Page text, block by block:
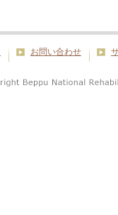
お問い合わせ